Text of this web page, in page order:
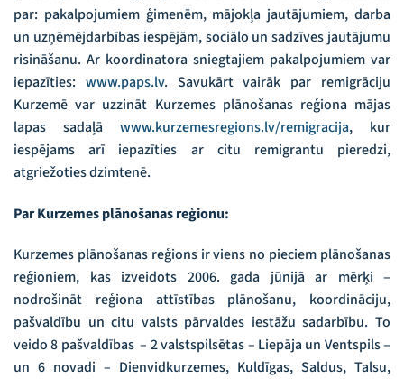
par: pakalpojumiem ģimenēm, mājokļa jautājumiem, darba
un uzņēmējdarbības iespējām, sociālo un sadzīves jautājumu
risināšanu. Ar koordinatora sniegtajiem pakalpojumiem var
iepazīties: www.paps.lv. Savukārt vairāk par remigrāciju
Kurzemē var uzzināt Kurzemes plānošanas reģiona mājas
lapas sadaļā www.kurzemesregions.lv/remigracija, kur
iespējams arī iepazīties ar citu remigrantu pieredzi,
atgriežoties dzimtenē.
Par Kurzemes plānošanas reģionu:
Kurzemes plānošanas reģions ir viens no pieciem plānošanas
reģioniem, kas izveidots 2006. gada jūnijā ar mērķi –
nodrošināt reģiona attīstības plānošanu, koordināciju,
pašvaldību un citu valsts pārvaldes iestāžu sadarbību. To
veido 8 pašvaldības – 2 valstspilsētas – Liepāja un Ventspils –
un 6 novadi – Dienvidkurzemes, Kuldīgas, Saldus, Talsu,